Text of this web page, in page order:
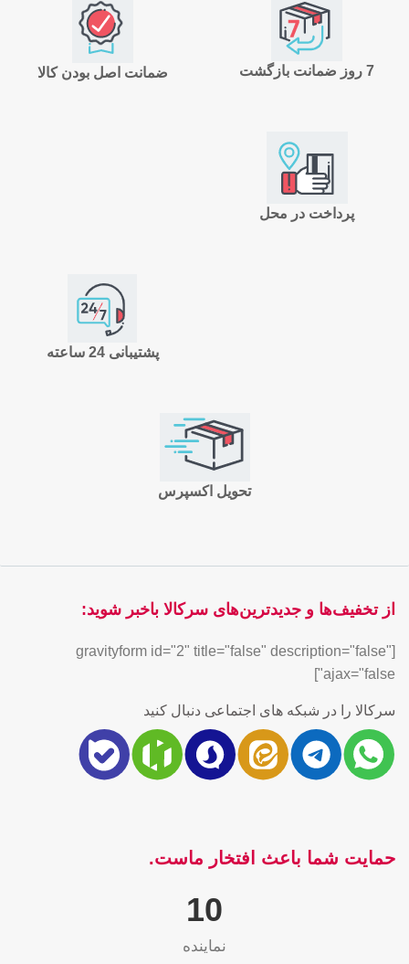
ضمانت اصل بودن کالا 7 روز ضمانت بازگشت
پرداخت در محل
پشتیبانی 24 ساعته
تحویل اکسپرس
از تخفیف‌ها و جدیدترین‌های سرکالا باخبر شوید:
[gravityform id="2" title="false" description="false"
ajax="false"]
سرکالا را در شبکه های اجتماعی دنبال کنید
حمایت شما باعث افتخار ماست.
10
نماینده